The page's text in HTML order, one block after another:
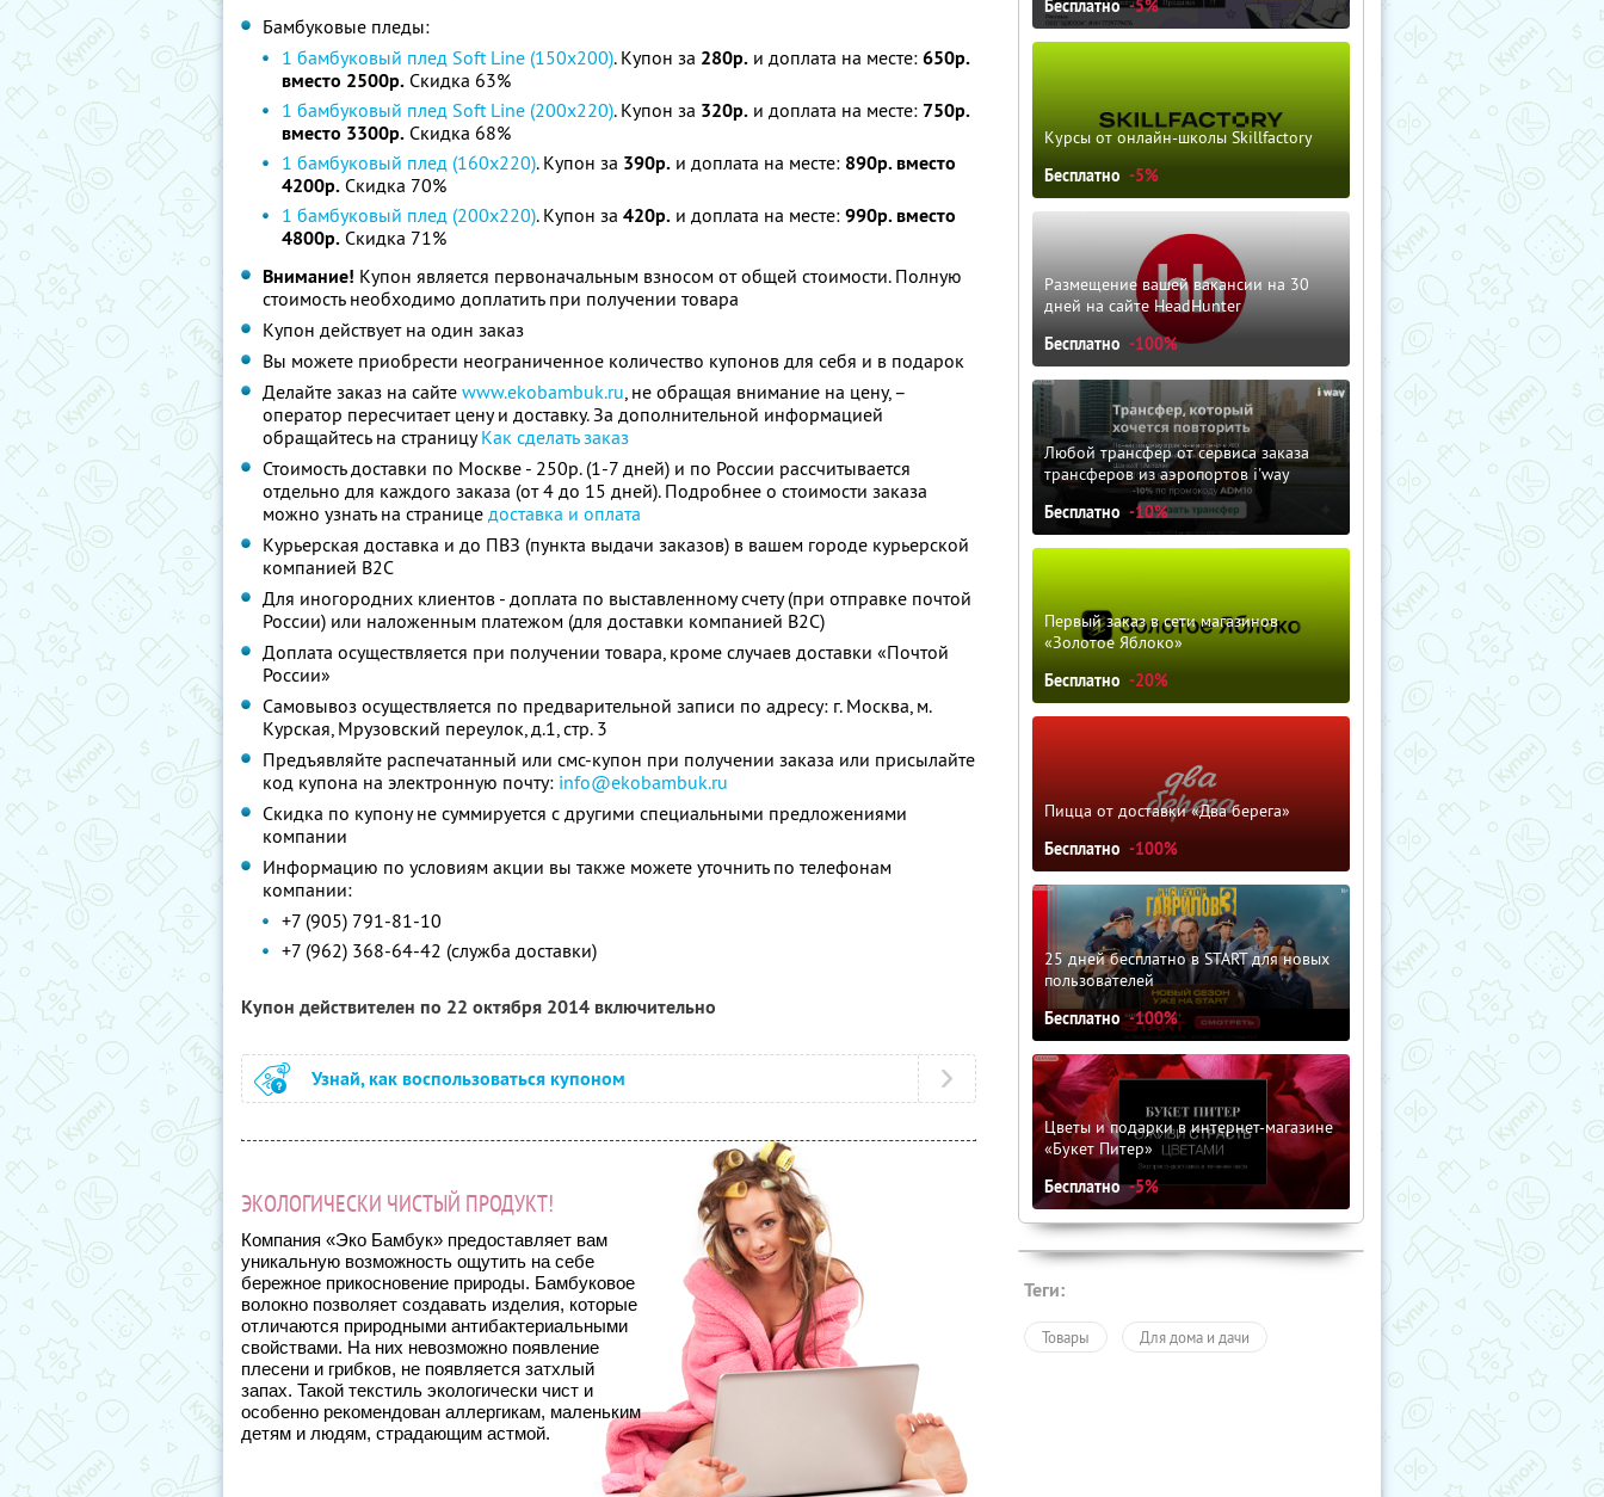
Бамбуковые пледы:
1 бамбуковый плед Soft Line (150x200). Купон за 280р. и доплата на месте: 650р.
вместо 2500р. Скидка 63%
1 бамбуковый плед Soft Line (200х220). Купон за 320р. и доплата на месте: 750р.
вместо 3300р. Скидка 68%
1 бамбуковый плед (160x220). Купон за 390р. и доплата на месте: 890р. вместо
4200р. Скидка 70%
1 бамбуковый плед (200х220). Купон за 420р. и доплата на месте: 990р. вместо
4800р. Скидка 71%
Внимание! Купон является первоначальным взносом от общей стоимости. Полную
стоимость необходимо доплатить при получении товара
Купон действует на один заказ
Вы можете приобрести неограниченное количество купонов для себя и в подарок
Делайте заказ на сайте www.ekobambuk.ru, не обращая внимание на цену, –
оператор пересчитает цену и доставку. За дополнительной информацией
обращайтесь на страницуКак сделать заказ
Стоимость доставки по Москве - 250р. (1-7 дней) и по России рассчитывается
отдельно для каждого заказа (от 4 до 15 дней). Подробнее о стоимости заказа
можно узнать на странице доставка и оплата
Курьерская доставка и до ПВЗ (пункта выдачи заказов) в вашем городе курьерской
компанией В2С
Для иногородних клиентов - доплата по выставленному счету (при отправке почтой
России) или наложенным платежом (для доставки компанией В2С)
Доплата осуществляется при получении товара, кроме случаев доставки «Почтой
России»
Самовывоз осуществляется по предварительной записи по адресу: г. Москва, м.
Курская, Мрузовский переулок, д.1, стр. 3
Предъявляйте распечатанный или смс-купон при получении заказа или присылайте
код купона на электронную почту: info@ekobambuk.ru
Скидка по купону не суммируется с другими специальными предложениями
компании
Информацию по условиям акции вы также можете уточнить по телефонам
компании:
+7 (905) 791-81-10
+7 (962) 368-64-42 (служба доставки)
Купон действителен по 22 октября 2014 включительно
Узнай, как воспользоваться купоном
ЭКОЛОГИЧЕСКИ ЧИСТЫЙ ПРОДУКТ!
Компания «Эко Бамбук» предоставляет вам
уникальную возможность ощутить на себе
бережное прикосновение природы. Бамбуковое
волокно позволяет создавать изделия, которые
отличаются природными антибактериальными
свойствами. На них невозможно появление
плесени и грибков, не появляется затхлый
запах. Такой текстиль экологически чист и
особенно рекомендован аллергикам, маленьким
детям и людям, страдающим астмой.
Бесплатно -5%
Курсы от онлайн-школы Skillfactory
Бесплатно -5%
Размещение вашей вакансии на 30
дней на сайте HeadHunter
Бесплатно -100%
Любой трансфер от сервиса заказа
трансферов из аэропортов i'way
Бесплатно -10%
Первый заказ в сети магазинов
«Золотое Яблоко»
Бесплатно -20%
Пицца от доставки «Два берега»
Бесплатно -100%
25 дней бесплатно в START для новых
пользователей
Бесплатно -100%
Цветы и подарки в интернет-магазине
«Букет Питер»
Бесплатно -5%
Теги:
Товары Для дома и дачи